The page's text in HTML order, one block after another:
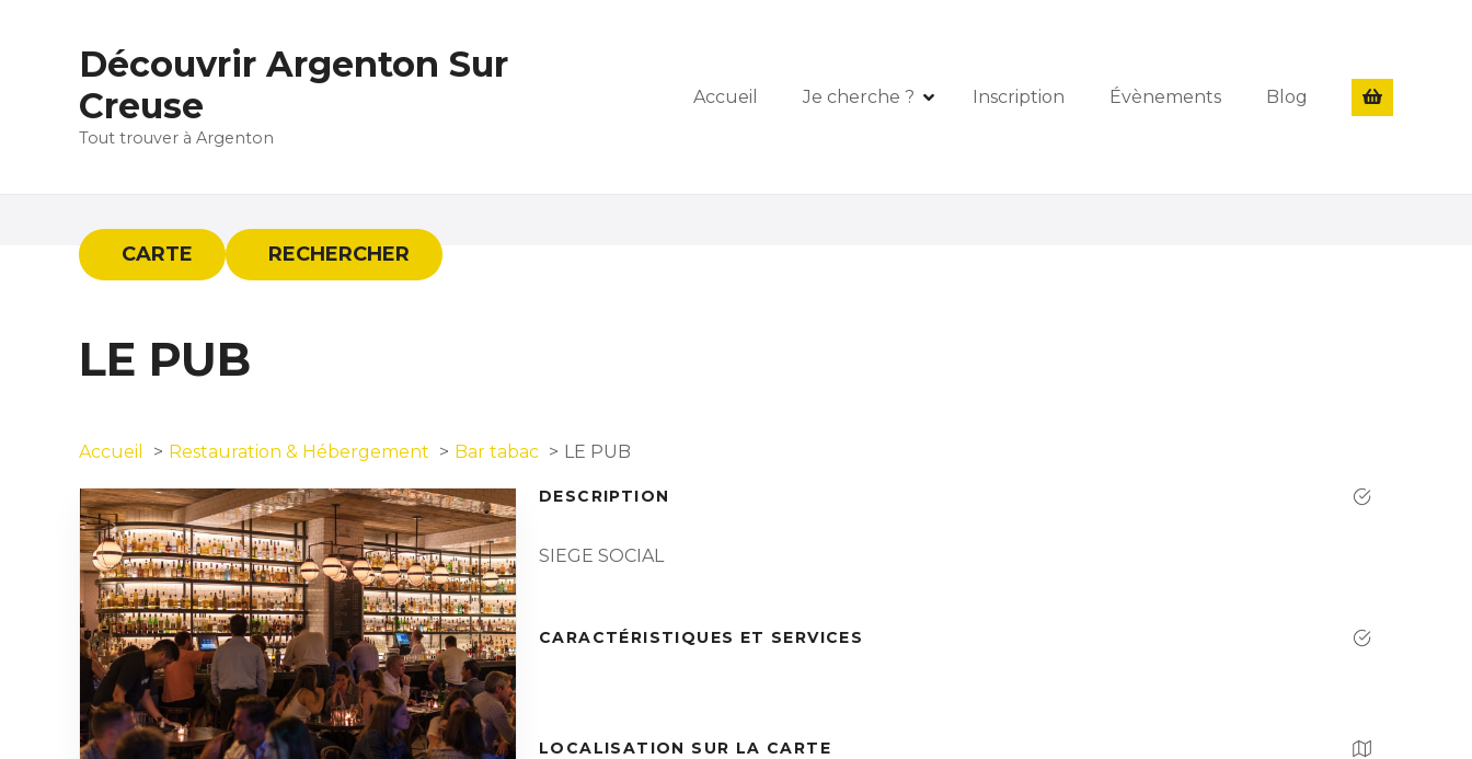
Découvrir Argenton Sur
Creuse
Tout trouver à Argenton
Accueil Je cherche ? Inscription Évènements Blog
CARTE RECHERCHER
LE PUB
Accueil Restauration & Hébergement Bar tabac LE PUB
DESCRIPTION
SIEGE SOCIAL
CARACTÉRISTIQUES ET SERVICES
LOCALISATION SUR LA CARTE